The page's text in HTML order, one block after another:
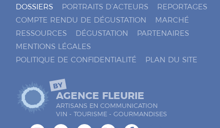
DOSSIERS PORTRAITS D’ACTEURS
REPORTAGES
COMPTE RENDU DE DÉGUSTATION
MARCHÉ
RESSOURCES
DÉGUSTATION
PARTENAIRES
MENTIONS LÉGALES
POLITIQUE DE CONFIDENTIALITÉ
PLAN DU SITE
BY
AGENCE FLEURIE
ARTISANS EN COMMUNICATION
VIN - TOURISME - GOURMANDISES